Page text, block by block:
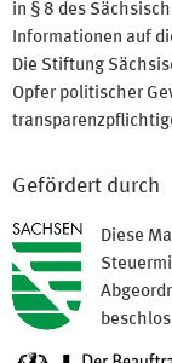
in § 8 des
Informationen auf
Die Stiftung
Opfer politischer
Gefördert durch
Diese